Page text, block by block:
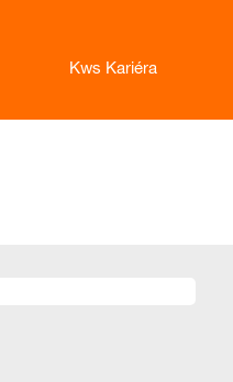
Kws Kariéra